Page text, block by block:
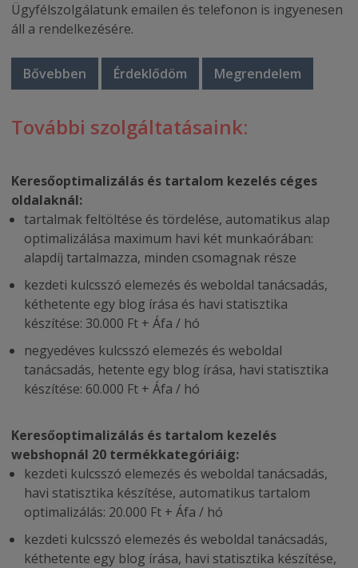
Ügyfélszolgálatunk emailen és telefonon is ingyenesen
áll a rendelkezésére.
Bővebben Érdeklődöm Megrendelem
További szolgáltatásaink:
Keresőoptimalizálás és tartalom kezelés céges
oldalaknál:
tartalmak feltöltése és tördelése, automatikus alap
optimalizálása maximum havi két munkaórában:
alapdíj tartalmazza, minden csomagnak része
kezdeti kulcsszó elemezés és weboldal tanácsadás,
kéthetente egy blog írása és havi statisztika
készítése: 30.000 Ft + Áfa / hó
negyedéves kulcsszó elemezés és weboldal
tanácsadás, hetente egy blog írása, havi statisztika
készítése: 60.000 Ft + Áfa / hó
Keresőoptimalizálás és tartalom kezelés
webshopnál 20 termékkategóriáig:
kezdeti kulcsszó elemezés és weboldal tanácsadás,
havi statisztika készítése, automatikus tartalom
optimalizálás: 20.000 Ft + Áfa / hó
kezdeti kulcsszó elemezés és weboldal tanácsadás,
kéthetente egy blog írása, havi statisztika készítése,